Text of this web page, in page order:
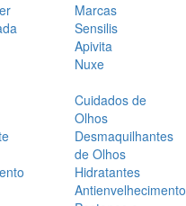
Marcas
Sensilis
Apivita
Nuxe
Cuidados de
Olhos
Desmaquilhantes
de Olhos
Hidratantes
Antienvelhecimento